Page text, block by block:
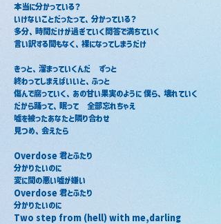
本当に分かっている？
いけないことだったって、分かっている？
多分、時間だけが過ぎていく問答で満ちていく
言い訳する間もなく、裸になってしまうだけ
きっと、溜まっていくんだ　ずっと
終わってしまえばいいと、ふっと
傷んで腐っていく、あの甘い果実のように 僕ら、壊れていく
だから踊って、眠って　全部忘れちゃえ
嘘を被ったあなたと隣り合わせ
見つめ、会えたら
Overdose 君とふたり
分かりたいのに
変に間の悪い嘘が嫌い
Overdose 君とふたり
分かりたいのに
Two step from (hell) with me,darling